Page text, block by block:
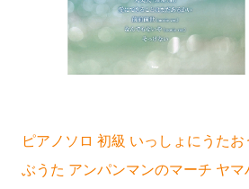
ピアノソロ 初級 いっしょにうた
ぶうた アンパンマンのマーチ ヤ